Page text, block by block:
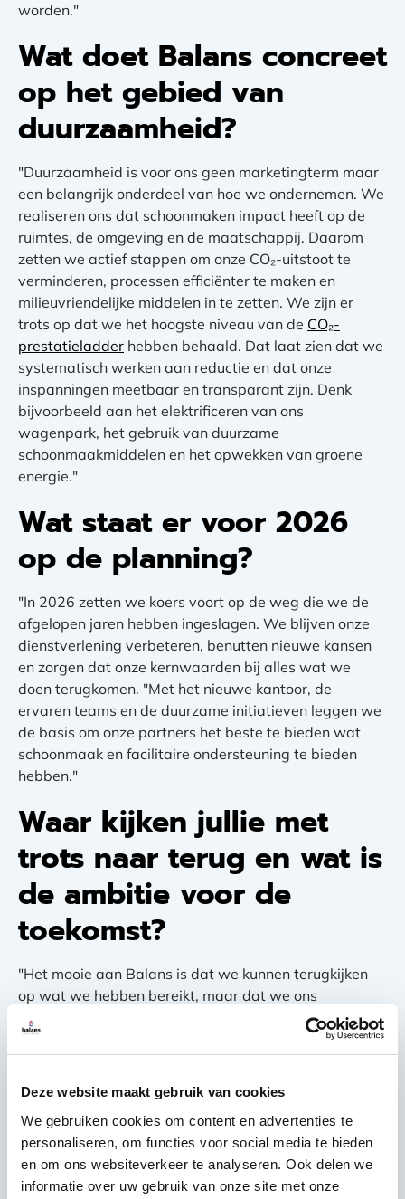
Deze website maakt gebruik van cookies
We gebruiken cookies om content en advertenties te
personaliseren, om functies voor social media te bieden
en om ons websiteverkeer te analyseren. Ook delen we
informatie over uw gebruik van onze site met onze
worden."
Wat doet Balans concreet
op het gebied van
duurzaamheid?
"Duurzaamheid is voor ons geen marketingterm maar
een belangrijk onderdeel van hoe we ondernemen. We
realiseren ons dat schoonmaken impact heeft op de
ruimtes, de omgeving en de maatschappij. Daarom
zetten we actief stappen om onze CO₂-uitstoot te
verminderen, processen efficiënter te maken en
milieuvriendelijke middelen in te zetten. We zijn er
trots op dat we het hoogste niveau van de CO₂-
prestatieladder hebben behaald. Dat laat zien dat we
systematisch werken aan reductie en dat onze
inspanningen meetbaar en transparant zijn. Denk
bijvoorbeeld aan het elektrificeren van ons
wagenpark, het gebruik van duurzame
schoonmaakmiddelen en het opwekken van groene
energie."
Wat staat er voor 2026
op de planning?
"In 2026 zetten we koers voort op de weg die we de
afgelopen jaren hebben ingeslagen. We blijven onze
dienstverlening verbeteren, benutten nieuwe kansen
en zorgen dat onze kernwaarden bij alles wat we
doen terugkomen. "Met het nieuwe kantoor, de
ervaren teams en de duurzame initiatieven leggen we
de basis om onze partners het beste te bieden wat
schoonmaak en facilitaire ondersteuning te bieden
hebben."
Waar kijken jullie met
trots naar terug en wat is
de ambitie voor de
toekomst?
"Het mooie aan Balans is dat we kunnen terugkijken
op wat we hebben bereikt, maar dat we ons
tegelijkertijd blijven richten op de toekomst. "Samen
met onze partners bouwen we aan een professionele
en betrokken schoonmaakorganisatie waarin
kwaliteit, betrouwbaarheid en duurzaamheid hand in
hand gaan. "Dat is onze belofte voor 2026 en de jaren
daarna."